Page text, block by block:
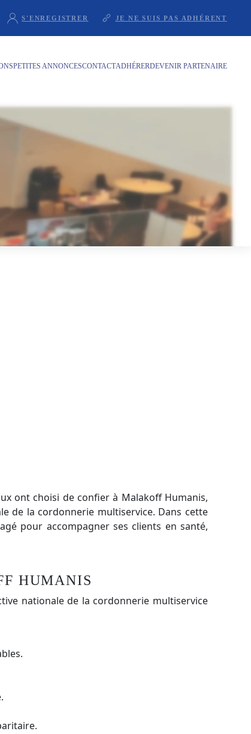
S'ENREGISTRER JE NE SUIS PAS ADHÉRENT
PETITES ANNONCESCONTACTADHÉRERDEVENIR PARTENAIRE
ont choisi de confier à Malakoff Humanis,
de la cordonnerie multiservice. Dans cette
pour accompagner ses clients en santé,
HUMANIS
nationale de la cordonnerie multiservice